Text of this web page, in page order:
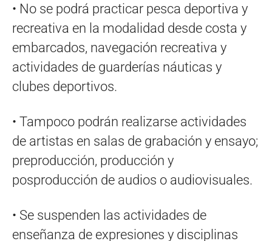
• No se podrá practicar pesca deportiva y
recreativa en la modalidad desde costa y
embarcados, navegación recreativa y
actividades de guarderías náuticas y
clubes deportivos.
• Tampoco podrán realizarse actividades
de artistas en salas de grabación y ensayo;
preproducción, producción y
posproducción de audios o audiovisuales.
• Se suspenden las actividades de
enseñanza de expresiones y disciplinas